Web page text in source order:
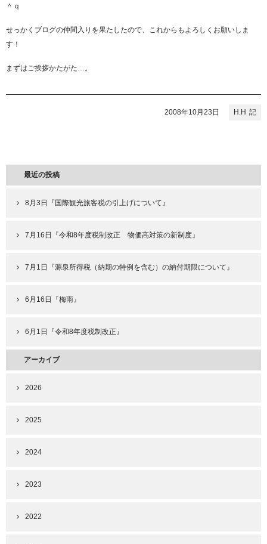
＾ｑ
せっかくブログの仲間入りを果たしたので、これからもよろしくお願いしま
す！
まずはご挨拶かたがた…。
H.H
2008年10月23日
最近の投稿
8月3日『国際観光旅客税の引上げについて』
7月16日『令和8年度税制改正 物価高対策の新制度』
7月1日『源泉所得税（納期の特例を含む）の納付期限について』
6月16日『梅雨』
6月1日『令和8年度税制改正』
アーカイブ
2026
2025
2024
2023
2022